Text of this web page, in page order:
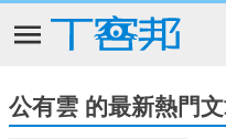
公有雲 的最新熱門